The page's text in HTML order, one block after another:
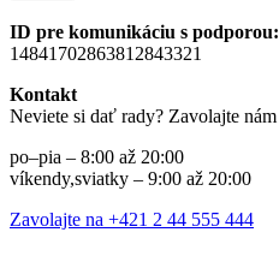
ID pre komunikáciu s podporou:
14841702863812843321
Kontakt
Neviete si dať rady? Zavolajte nám
po–pia – 8:00 až 20:00
víkendy,sviatky – 9:00 až 20:00
Zavolajte na +421 2 44 555 444